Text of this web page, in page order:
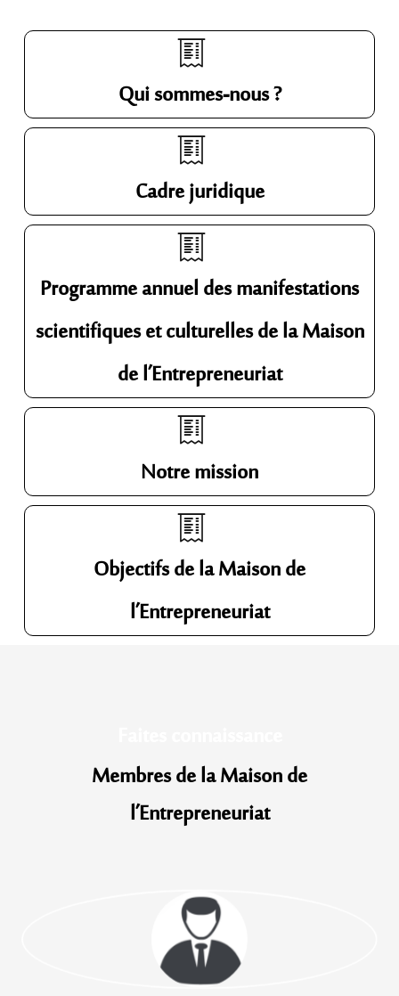
Qui sommes-nous ?
Cadre juridique
Programme annuel des manifestations
scientifiques et culturelles de la Maison
de l’Entrepreneuriat
Notre mission
Objectifs de la Maison de
l’Entrepreneuriat
Membres de la Maison de
l’Entrepreneuriat